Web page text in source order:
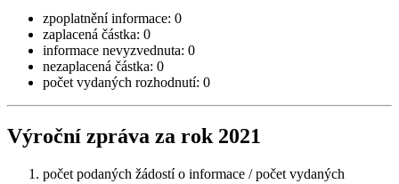
zpoplatnění informace: 0
zaplacená částka: 0
informace nevyzvednuta: 0
nezaplacená částka: 0
počet vydaných rozhodnutí: 0
Výroční zpráva za rok 2021
počet podaných žádostí o informace / počet vydaných